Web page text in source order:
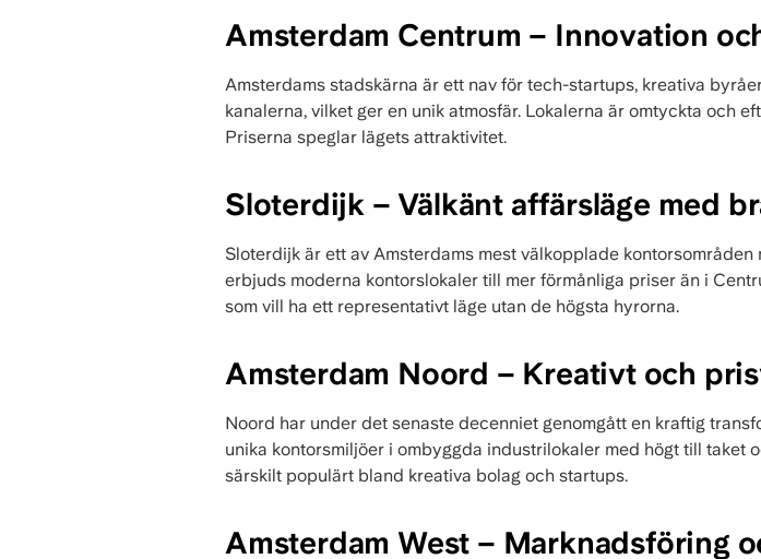
Amsterdam Centrum – Innovation
Amsterdams stadskärna är ett nav för tech-startups, kreativa
kanalerna, vilket ger en unik atmosfär. Lokalerna är omtyckta och
Priserna speglar lägets attraktivitet.
Sloterdijk – Välkänt affärsläge med
Sloterdijk är ett av Amsterdams mest välkopplade
erbjuds moderna kontorslokaler till mer förmånliga priser än i
som vill ha ett representativt läge utan de högsta hyrorna.
Amsterdam Noord – Kreativt och
Noord har under det senaste decenniet genomgått en kraftig
unika kontorsmiljöer i ombyggda industrilokaler med högt till taket
särskilt populärt bland kreativa bolag och startups.
Amsterdam West – Marknadsföring